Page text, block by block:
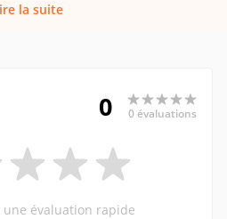
la suite
0 0 évaluations
une évaluation rapide